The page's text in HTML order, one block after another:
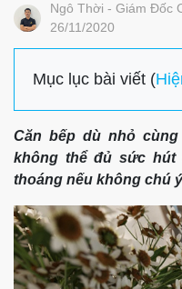
Ngô Thời - Giám Đốc
26/11/2020
Mục lục bài viết (
Căn bếp dù nhỏ
không thể đủ sức hút
thoáng nếu không chú